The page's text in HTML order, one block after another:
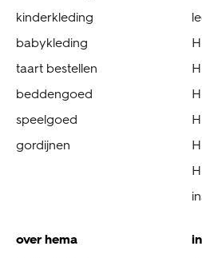
kinderkleding
babykleding
taart bestellen
beddengoed
speelgoed
gordijnen
over hema